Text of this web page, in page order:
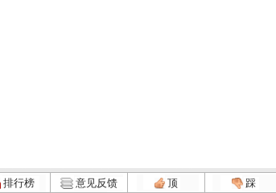
排行榜 意见反馈 顶 踩